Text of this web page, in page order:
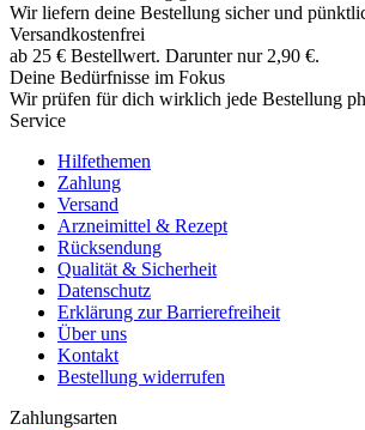
Wir liefern deine Bestellung sicher und
Versandkostenfrei
ab 25 € Bestellwert. Darunter nur 2,90 €.
Deine Bedürfnisse im Fokus
Wir prüfen für dich wirklich jede Bestellung
Service
Hilfethemen
Zahlung
Versand
Arzneimittel & Rezept
Rücksendung
Qualität & Sicherheit
Datenschutz
Erklärung zur Barrierefreiheit
Über uns
Kontakt
Bestellung widerrufen
Zahlungsarten